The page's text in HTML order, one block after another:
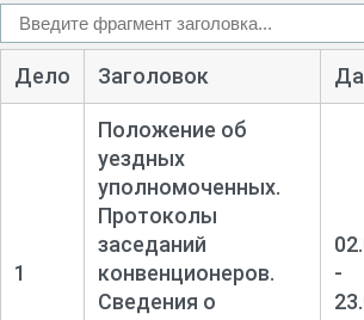
Дело Заголовок
1
Положение об
уездных
уполномоченных.
Протоколы
заседаний
конвенционеров.
Сведения о
-